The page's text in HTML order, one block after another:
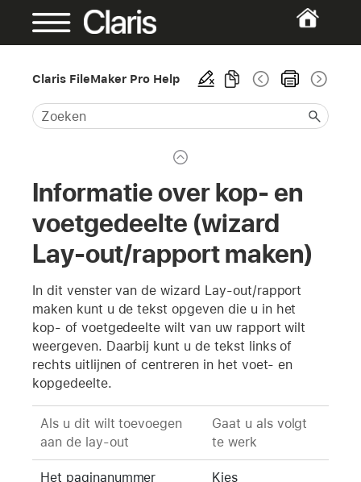
Claris FileMaker Pro Help
Informatie over kop- en
voetgedeelte (wizard
Lay-out/rapport maken)
In dit venster van de wizard Lay-out/rapport
maken kunt u de tekst opgeven die u in het
kop- of voetgedeelte wilt van uw rapport wilt
weergeven. Daarbij kunt u de tekst links of
rechts uitlijnen of centreren in het voet- en
kopgedeelte.
Als u dit wilt toevoegen
aan de lay-out
Gaat u als volgt
te werk
Het paginanummer
Kies